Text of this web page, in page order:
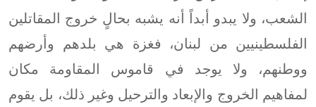
الشعب، ولا يبدو أبداً أنه يشبه بحالٍ خروج المقاتلين
الفلسطينيين من لبنان، فغزة هي بلدهم وأرضهم
ووطنهم، ولا يوجد في قاموس المقاومة مكان
لمفاهيم الخروج والإبعاد والترحيل وغير ذلك، بل يقوم